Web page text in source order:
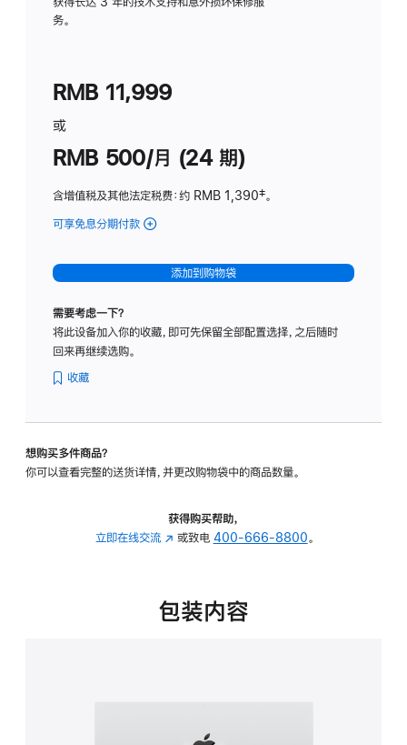
务。
RMB 11,999
或
RMB 500/月 (24 期)
含增值税及其他法定税费：约 RMB 1,390脚
‡。
可享免息分期付款 (Studio
-
标
璃
转
的
添加到购物袋
需要考虑一下？
将此设备加入你的收藏，即可先保留全部配置选择，之后随时
回来再继续选购。
收藏
想购买多件商品？
你可以查看完整的送货详情，并更改购物袋中的商品数量。
获得购买帮助，
立即在线交流 (在
中
或致电 400-666-8800。
包装内容